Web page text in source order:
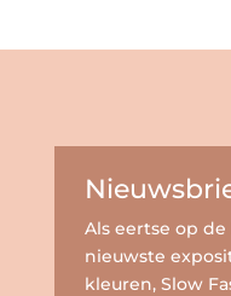
Als eertse op
nieuwste
kleuren, Slow